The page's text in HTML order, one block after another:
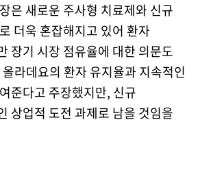
은 새로운 주사형 치료제와 신규
더욱 혼잡해지고 있어 환자
장기 시장 점유율에 대한 의문도
라데요의 환자 유지율과 지속적인
준다고 주장했지만, 신규
상업적 도전 과제로 남을 것임을